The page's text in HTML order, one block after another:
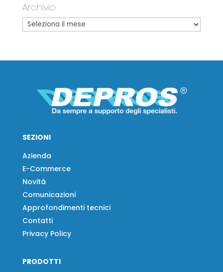
Archivio
SEZIONI
Azienda
E-Commerce
Novità
Comunicazioni
Approfondimenti tecnici
Contatti
Privacy Policy
PRODOTTI